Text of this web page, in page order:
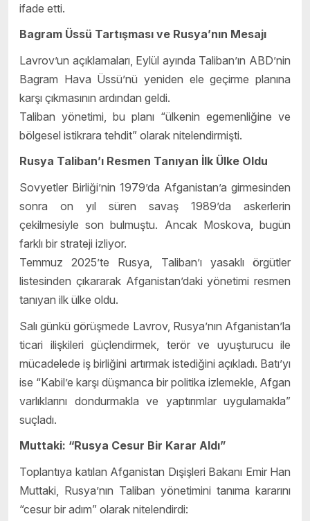
ifade etti.
Bagram Üssü Tartışması ve Rusya’nın Mesajı
Lavrov’un açıklamaları, Eylül ayında Taliban’ın ABD’nin
Bagram Hava Üssü’nü yeniden ele geçirme planına
karşı çıkmasının ardından geldi.
Taliban yönetimi, bu planı “ülkenin egemenliğine ve
bölgesel istikrara tehdit” olarak nitelendirmişti.
Rusya Taliban’ı Resmen Tanıyan İlk Ülke Oldu
Sovyetler Birliği’nin 1979’da Afganistan’a girmesinden
sonra on yıl süren savaş 1989’da askerlerin
çekilmesiyle son bulmuştu. Ancak Moskova, bugün
farklı bir strateji izliyor.
Temmuz 2025’te Rusya, Taliban’ı yasaklı örgütler
listesinden çıkararak Afganistan’daki yönetimi resmen
tanıyan ilk ülke oldu.
Salı günkü görüşmede Lavrov, Rusya’nın Afganistan’la
ticari ilişkileri güçlendirmek, terör ve uyuşturucu ile
mücadelede iş birliğini artırmak istediğini açıkladı. Batı’yı
ise “Kabil’e karşı düşmanca bir politika izlemekle, Afgan
varlıklarını dondurmakla ve yaptırımlar uygulamakla”
suçladı.
Muttaki: “Rusya Cesur Bir Karar Aldı”
Toplantıya katılan Afganistan Dışişleri Bakanı Emir Han
Muttaki, Rusya’nın Taliban yönetimini tanıma kararını
“cesur bir adım” olarak nitelendirdi: